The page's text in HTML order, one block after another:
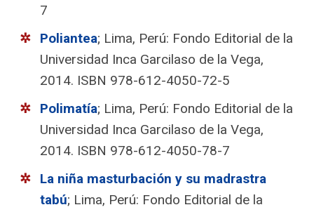
7
Poliantea; Lima, Perú: Fondo Editorial de la
Universidad Inca Garcilaso de la Vega,
2014. ISBN 978-612-4050-72-5
Polimatía; Lima, Perú: Fondo Editorial de la
Universidad Inca Garcilaso de la Vega,
2014. ISBN 978-612-4050-78-7
La niña masturbación y su madrastra
tabú; Lima, Perú: Fondo Editorial de la